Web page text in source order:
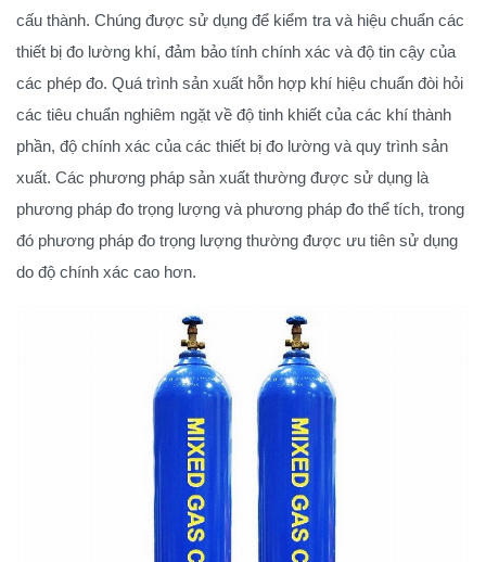
cấu thành. Chúng được sử dụng để kiểm tra và hiệu chuẩn các
thiết bị đo lường khí, đảm bảo tính chính xác và độ tin cậy của
các phép đo. Quá trình sản xuất hỗn hợp khí hiệu chuẩn đòi hỏi
các tiêu chuẩn nghiêm ngặt về độ tinh khiết của các khí thành
phần, độ chính xác của các thiết bị đo lường và quy trình sản
xuất. Các phương pháp sản xuất thường được sử dụng là
phương pháp đo trọng lượng và phương pháp đo thể tích, trong
đó phương pháp đo trọng lượng thường được ưu tiên sử dụng
do độ chính xác cao hơn.